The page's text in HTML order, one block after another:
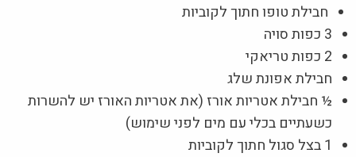
חבילת טופו חתוך לקוביות
3 כפות סויה
2 כפות טריאקי
חבילת אפונת שלג
½ חבילת אטריות אורז (את אטריות האורז יש להשרות
כשעתיים בכלי עם מים לפני שימוש)
1 בצל סגול חתוך לקוביות